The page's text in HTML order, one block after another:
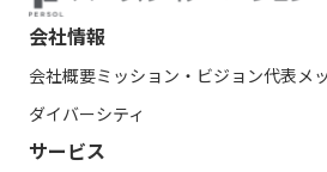
会社情報
会社概要ミッション・ビジョン代表メ
ダイバーシティ
サービス